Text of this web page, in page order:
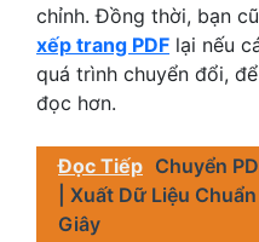
chỉnh. Đồng thời, bạn
xếp trang PDF lại nếu
quá trình chuyển đổi,
đọc hơn.
Đọc Tiếp Chuyển
| Xuất Dữ Liệu
Giây